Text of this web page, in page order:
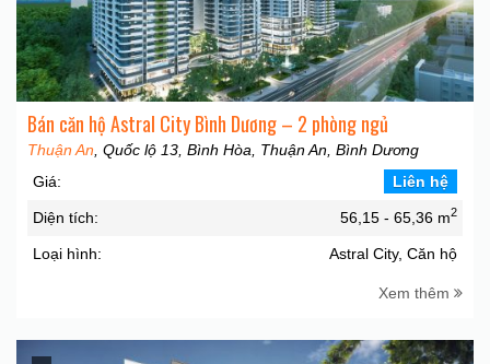
Bán căn hộ Astral City Bình Dương – 2 phòng ngủ
Thuận An , Quốc lộ 13, Bình Hòa, Thuận An, Bình Dương
Giá:
Liên hệ
Diện tích: 56,15 - 65,36 m2
Loại hình: Astral City, Căn hộ
Xem thêm